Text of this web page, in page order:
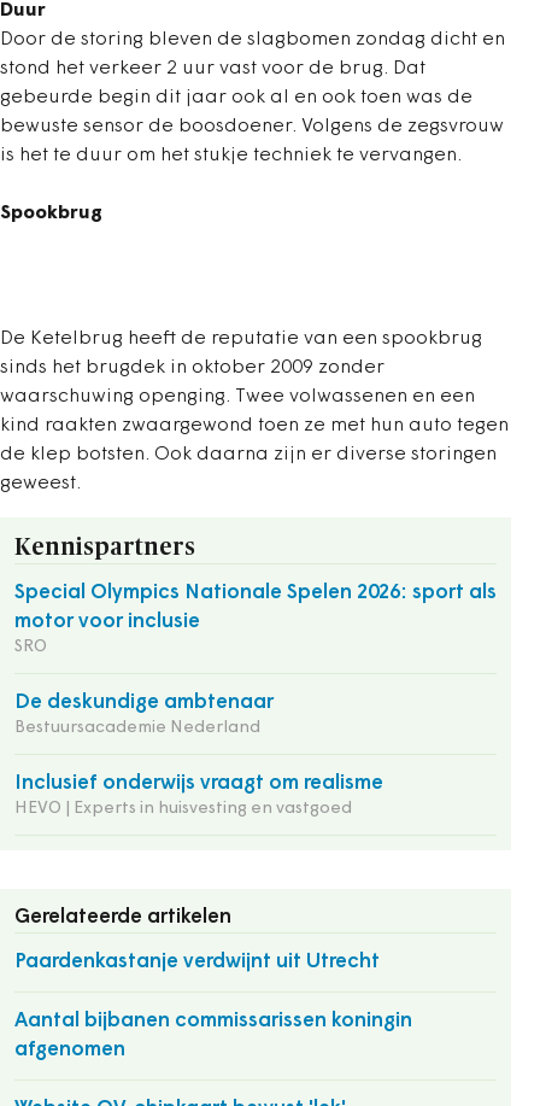
Duur
Door de storing bleven de slagbomen zondag dicht en
stond het verkeer 2 uur vast voor de brug. Dat
gebeurde begin dit jaar ook al en ook toen was de
bewuste sensor de boosdoener. Volgens de zegsvrouw
is het te duur om het stukje techniek te vervangen.
Spookbrug
De Ketelbrug heeft de reputatie van een spookbrug
sinds het brugdek in oktober 2009 zonder
waarschuwing openging. Twee volwassenen en een
kind raakten zwaargewond toen ze met hun auto tegen
de klep botsten. Ook daarna zijn er diverse storingen
geweest.
Kennispartners
Special Olympics Nationale Spelen 2026: sport als
motor voor inclusie
SRO
De deskundige ambtenaar
Bestuursacademie Nederland
Inclusief onderwijs vraagt om realisme
HEVO | Experts in huisvesting en vastgoed
Gerelateerde artikelen
Paardenkastanje verdwijnt uit Utrecht
Aantal bijbanen commissarissen koningin
afgenomen